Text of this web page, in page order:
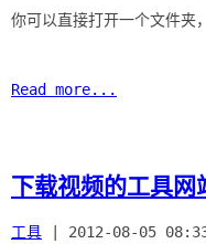
你可以直接打开一个文件夹
Read more...
下载视频的工具网
工具 | 2012-08-05